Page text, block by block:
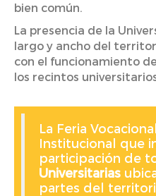
bien común.
La presencia de la
largo y ancho del
con el funcionamiento
los recintos
La Feria
Institucional que
participación de
Universitarias
partes del